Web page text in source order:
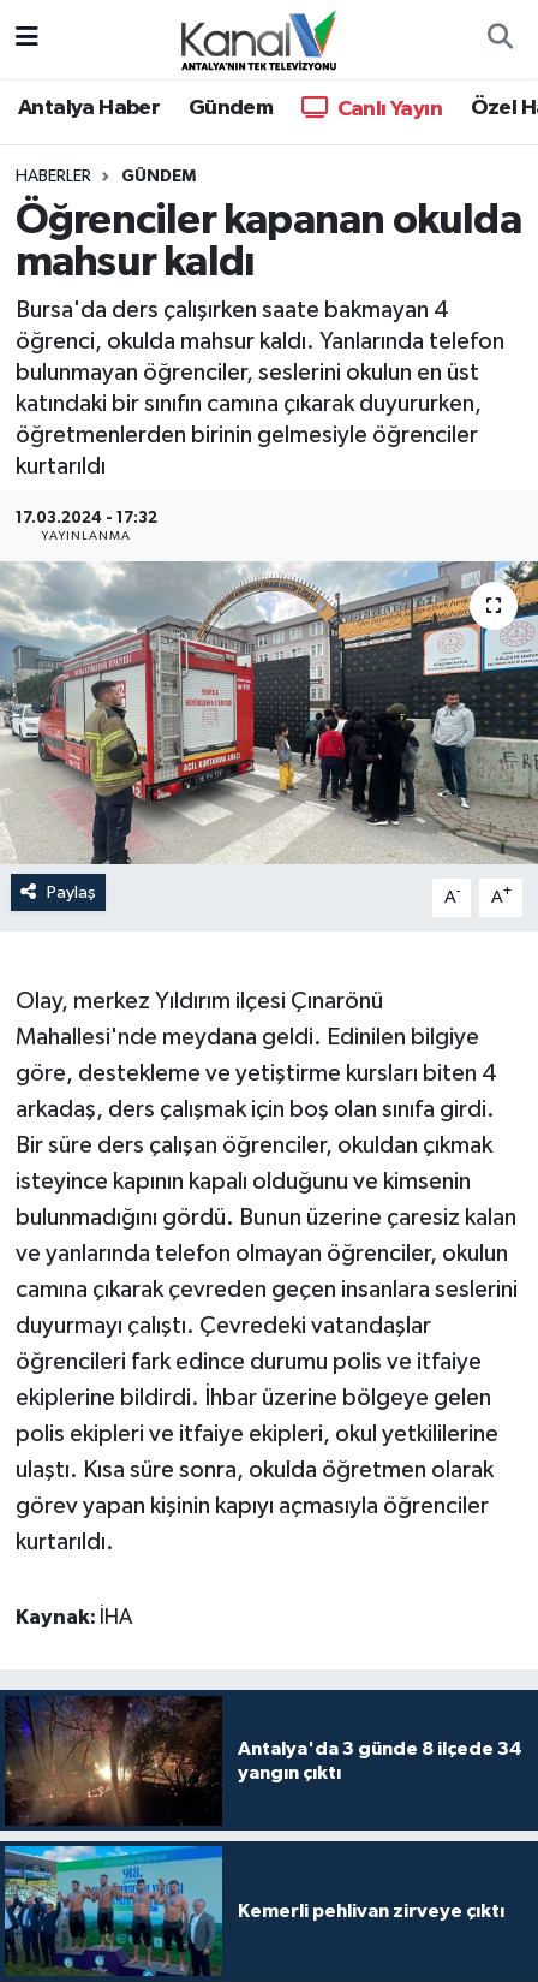
Antalya Haber Gündem Canlı Yayın Özel
HABERLER GÜNDEM
Öğrenciler kapanan okulda
mahsur kaldı
Bursa'da ders çalışırken saate bakmayan 4
öğrenci, okulda mahsur kaldı. Yanlarında telefon
bulunmayan öğrenciler, seslerini okulun en üst
katındaki bir sınıfın camına çıkarak duyururken,
öğretmenlerden birinin gelmesiyle öğrenciler
kurtarıldı
17.03.2024 - 17:32
YAYINLANMA
Paylaş A- A+
Olay, merkez Yıldırım ilçesi Çınarönü
Mahallesi'nde meydana geldi. Edinilen bilgiye
göre, destekleme ve yetiştirme kursları biten 4
arkadaş, ders çalışmak için boş olan sınıfa girdi.
Bir süre ders çalışan öğrenciler, okuldan çıkmak
isteyince kapının kapalı olduğunu ve kimsenin
bulunmadığını gördü. Bunun üzerine çaresiz kalan
ve yanlarında telefon olmayan öğrenciler, okulun
camına çıkarak çevreden geçen insanlara seslerini
duyurmayı çalıştı. Çevredeki vatandaşlar
öğrencileri fark edince durumu polis ve itfaiye
ekiplerine bildirdi. İhbar üzerine bölgeye gelen
polis ekipleri ve itfaiye ekipleri, okul yetkililerine
ulaştı. Kısa süre sonra, okulda öğretmen olarak
görev yapan kişinin kapıyı açmasıyla öğrenciler
kurtarıldı.
Kaynak: İHA
Antalya'da 3 günde 8 ilçede 34
yangın çıktı
Kemerli pehlivan zirveye çıktı
Antalya Haber
Dünya
Eğitim
Ekonomi
Gündem
Günün Manşetleri
Haber Kuşakları
Haberler
KANALV Spor
Kültür Sanat
Magazin
Öğle Bülteni
Sağlık
Sosyal medya
Spor
Teknoloji
Televizyon
Turizm
Yaşam
Hava Durumu
Trafik Durumu
Süper Lig Puan Durumu ve Fikstür
Tüm Manşetler
Son Dakika Haberleri
Haber Arşivi